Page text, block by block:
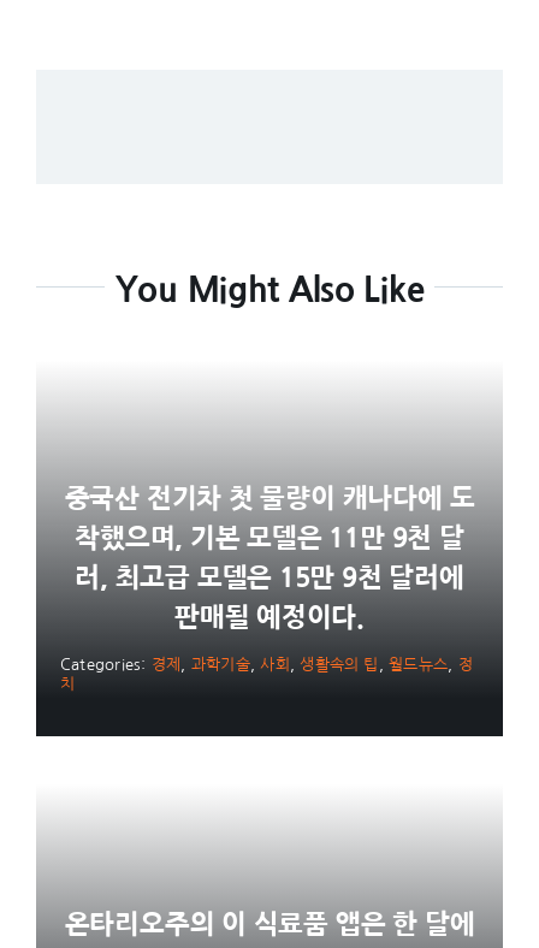
You Might Also Like
중국산 전기차 첫 물량이 캐나다에 도
착했으며, 기본 모델은 11만 9천 달
러, 최고급 모델은 15만 9천 달러에
판매될 예정이다.
Categories: 경제 과학기술,사회 ,생활속의 팁 ,월드뉴스
정
치
온타리오주의 이 식료품 앱은 한 달에